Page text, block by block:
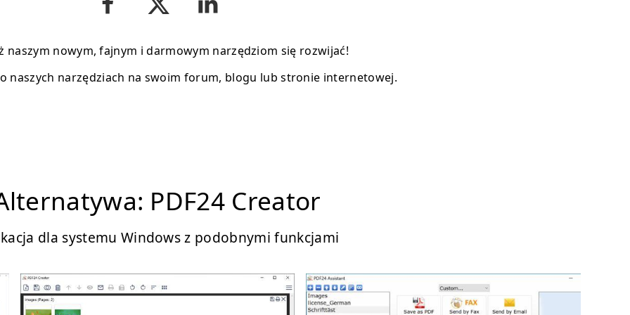
naszym nowym, fajnym i darmowym narzędziom się rozwijać!
naszych narzędziach na swoim forum, blogu lub stronie internetowej.
PDF24 Creator
dla systemu Windows z podobnymi funkcjami